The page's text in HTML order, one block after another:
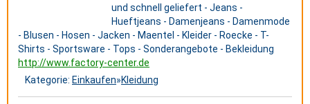
und schnell geliefert - Jeans -
Hueftjeans - Damenjeans - Damenmode
- Blusen - Hosen - Jacken - Maentel - Kleider - Roecke - T-
Shirts - Sportsware - Tops - Sonderangebote - Bekleidung
http://www.factory-center.de
Kategorie: Einkaufen»Kleidung